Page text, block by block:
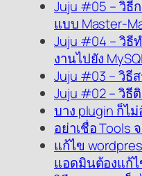
Juju #05 – วิธี
แบบ Master-
Juju #04 – วิธี
งานไปยัง
Juju #03 – วิธีส
Juju #02 – วิธี
บาง plugin ก็ไ
อย่าเชื่อ Tools
แก้ไข
แอดมินต้องแก้ไ